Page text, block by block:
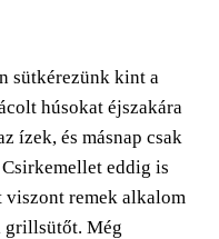
sütkérezünk kint a
húsokat éjszakára
ízek, és másnap csak
eddig is
viszont remek alkalom
grillsütőt. Még